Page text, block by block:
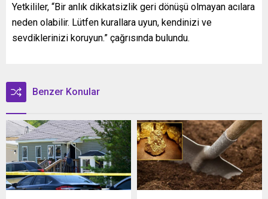
Yetkililer, “Bir anlık dikkatsizlik geri dönüşü olmayan acılara
neden olabilir. Lütfen kurallara uyun, kendinizi ve
sevdiklerinizi koruyun.” çağrısında bulundu.
Benzer Konular